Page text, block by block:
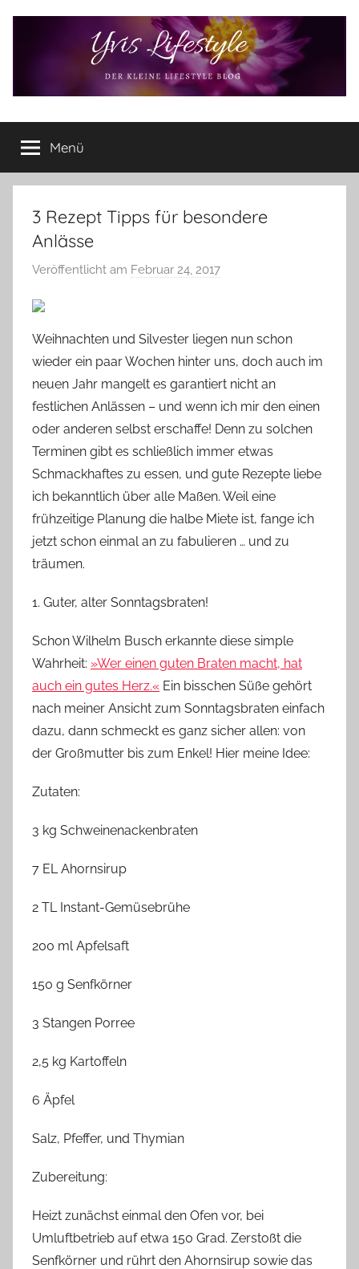
Yvis
Lifestyle
Lifestyle
Blog
–
Lifestyle,
Rezensionen,
Produkttests
und
mehr
Menü
3 Rezept Tipps für besondere
Anlässe
Veröffentlicht am Februar 24, 2017
n
e
Weihnachten und Silvester liegen nun schon
wieder ein paar Wochen hinter uns, doch auch im
neuen Jahr mangelt es garantiert nicht an
festlichen Anlässen – und wenn ich mir den einen
oder anderen selbst erschaffe! Denn zu solchen
Terminen gibt es schließlich immer etwas
Schmackhaftes zu essen, und gute Rezepte liebe
ich bekanntlich über alle Maßen. Weil eine
frühzeitige Planung die halbe Miete ist, fange ich
jetzt schon einmal an zu fabulieren … und zu
träumen.
1. Guter, alter Sonntagsbraten!
Schon Wilhelm Busch erkannte diese simple
Wahrheit: »Wer einen guten Braten macht, hat
auch ein gutes Herz.« Ein bisschen Süße gehört
nach meiner Ansicht zum Sonntagsbraten einfach
dazu, dann schmeckt es ganz sicher allen: von
der Großmutter bis zum Enkel! Hier meine Idee:
Zutaten:
3 kg Schweinenackenbraten
7 EL Ahornsirup
2 TL Instant-Gemüsebrühe
200 ml Apfelsaft
150 g Senfkörner
3 Stangen Porree
2,5 kg Kartoffeln
6 Äpfel
Salz, Pfeffer, und Thymian
Zubereitung:
Heizt zunächst einmal den Ofen vor, bei
Umluftbetrieb aufetwa 150 Grad. Zerstoßt die
Senfkörner und rührt den Ahornsirup sowie das